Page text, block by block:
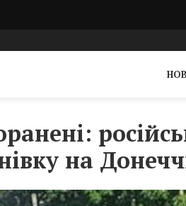
на